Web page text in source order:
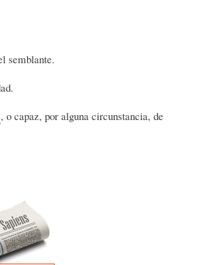
semblante.
, o capaz, por alguna circunstancia, de